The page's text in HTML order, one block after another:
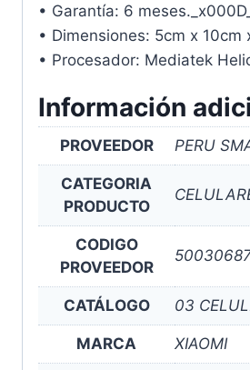
• Garantía: 6 meses._x000D_
• Dimensiones: 5cm x 10cm
• Procesador: Mediatek
Información
PROVEEDOR PERU
CATEGORIA
PRODUCTO
CODIGO
PROVEEDOR
CATÁLOGO 03
MARCA XIAOMI